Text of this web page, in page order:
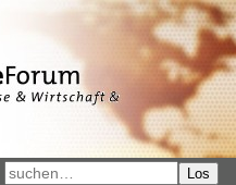
Los